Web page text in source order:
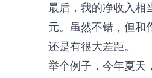
最后，我的净收入相
元。虽然不错，但和
还是有很大差距。
举个例子，今年夏天